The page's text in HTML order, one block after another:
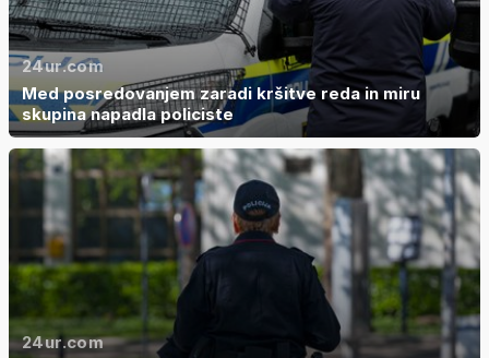
24ur.com
Med posredovanjem zaradi kršitve reda in miru
skupina napadla policiste
24ur.com